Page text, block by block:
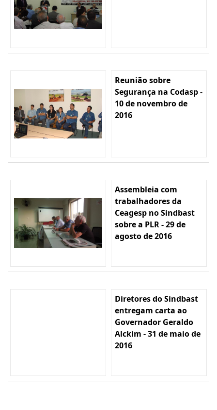
Reunião sobre
Segurança na Codasp -
10 de novembro de
2016
Assembleia com
trabalhadores da
Ceagesp no Sindbast
sobre a PLR - 29 de
agosto de 2016
Diretores do Sindbast
entregam carta ao
Governador Geraldo
Alckim - 31 de maio de
2016